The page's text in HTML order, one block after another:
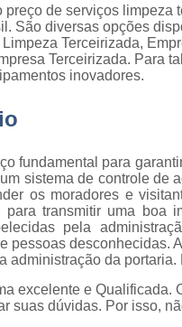
Inspeção de
recebimentos
Inspeções de
qualidade
jardins
Movimentação
de cargas
Portaria de
condomínios
Serviço de
almoxarifes
de serviços
São diversas opções
Terceirizada,
Terceirizada. Para
inovadores.
fundamental para
sistema de controle de
os moradores e
transmitir uma boa
pela
pessoas desconhecidas.
administração da
excelente e Qualificada.
suas dúvidas. Por isso,